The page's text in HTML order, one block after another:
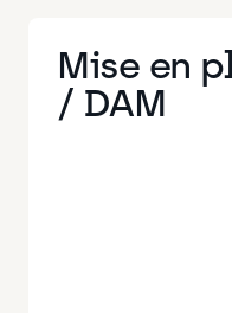
Mise en
/ DAM